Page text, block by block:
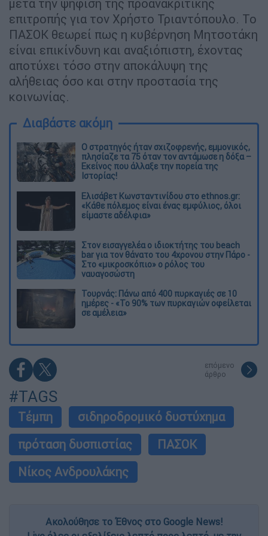
μετά την ψήφιση της προανακριτικής
επιτροπής για τον Χρήστο Τριαντόπουλο. Το
ΠΑΣΟΚ θεωρεί πως η κυβέρνηση Μητσοτάκη
είναι επικίνδυνη και αναξιόπιστη, έχοντας
αποτύχει τόσο στην αποκάλυψη της
αλήθειας όσο και στην προστασία της
κοινωνίας.
Διαβάστε ακόμη
O στρατηγός ήταν σχιζοφρενής, εμμονικός,
πλησίαζε τα 75 όταν τον αντάμωσε η δόξα –
Εκείνος που άλλαξε την πορεία της
Ιστορίας!
Ελισάβετ Κωνσταντινίδου στο ethnos.gr:
«Κάθε πόλεμος είναι ένας εμφύλιος, όλοι
είμαστε αδέλφια»
Στον εισαγγελέα ο ιδιοκτήτης του beach
bar για τον θάνατο του 4χρονου στην Πάρο -
Στο «μικροσκόπιο» ο ρόλος του
ναυαγοσώστη
Τουρνάς: Πάνω από 400 πυρκαγιές σε 10
ημέρες - «Το 90% των πυρκαγιών οφείλεται
σε αμέλεια»
επόμενο
άρθρο
#TAGS
Τέμπη
σιδηροδρομικό δυστύχημα
πρόταση δυσπιστίας
ΠΑΣΟΚ
Νίκος Ανδρουλάκης
Ακολούθησε το Έθνος στο Google News!